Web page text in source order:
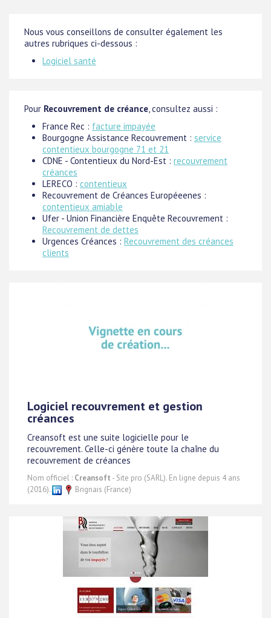
Nous vous conseillons de consulter également les
autres rubriques ci-dessous :
Logiciel santé
Pour Recouvrement de créance , consultez aussi :
France Rec : facture impayée
Bourgogne Assistance Recouvrement : service
contentieux bourgogne 71 et 21
CDNE - Contentieux du Nord-Est : recouvrement
créances
LERECO : contentieux
Recouvrement de Créances Européeenes :
contentieux amiable
Ufer - Union Financière Enquête Recouvrement :
Recouvrement de dettes
Urgences Créances : Recouvrement des créances
clients
Logiciel recouvrement et gestion
créances
Creansoft est une suite logicielle pour le
recouvrement. Celle-ci génère toute la chaîne du
recouvrement de créances
Nom officiel : Creansoft - Site pro (SARL). En ligne depuis 4 ans
(2016).
Brignais (France)